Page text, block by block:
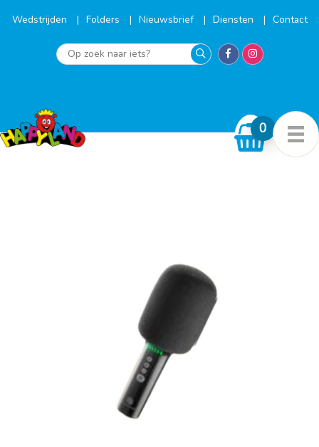
naarWedstrijden Folders Nieuwsbrief Diensten Contact
Op